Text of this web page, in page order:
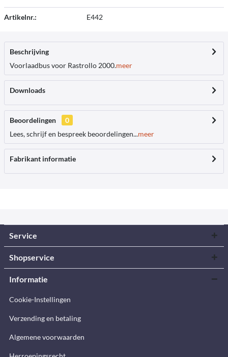
Artikelnr.: E442
Beschrijving
Voorlaadbus voor Rastrollo 2000.meer
Downloads
Beoordelingen
0
Lees, schrijf en bespreek beoordelingen...meer
Fabrikant informatie
Service
Shopservice
Informatie
Cookie-Instellingen
Verzending en betaling
Algemene voorwaarden